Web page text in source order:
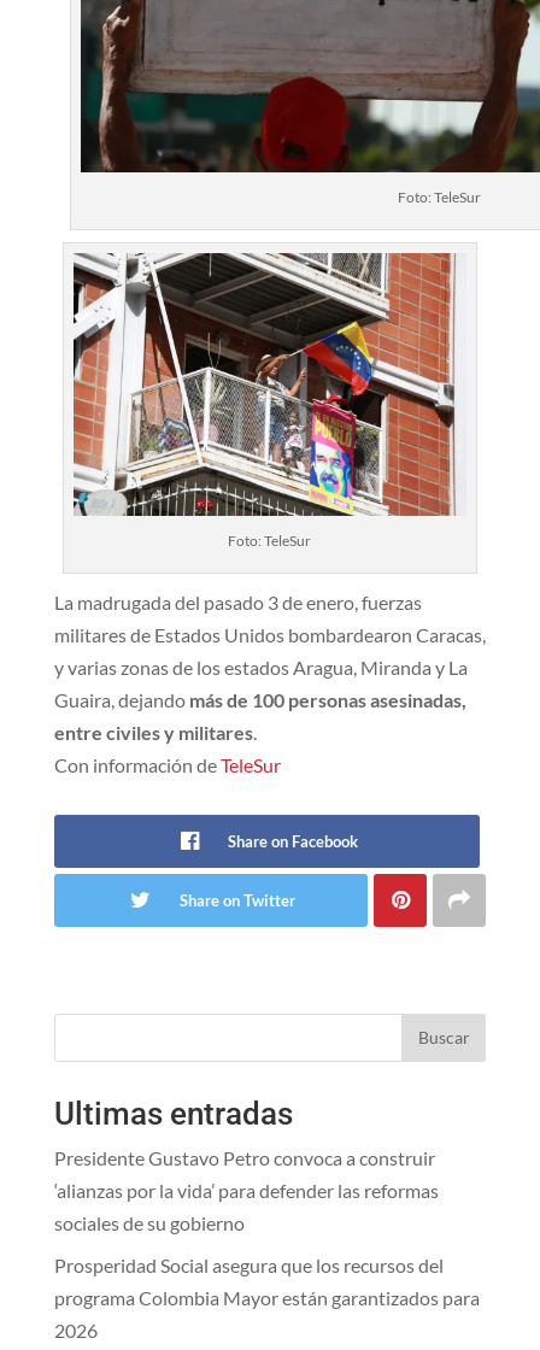
Foto: TeleSur
Foto: TeleSur
La madrugada del pasado 3 de enero, fuerzas
militares de Estados Unidos bombardearon Caracas,
y varias zonas de los estados Aragua, Miranda y La
Guaira, dejando más de 100 personas asesinadas,
entre civiles y militares.
Con información deTeleSur
Share on Facebook
Share on Twitter
Buscar
Ultimas entradas
Presidente Gustavo Petro convoca a construir
‘alianzas por la vida’ para defender las reformas
sociales de su gobierno
Prosperidad Social asegura que los recursos del
programa Colombia Mayor están garantizados para
2026